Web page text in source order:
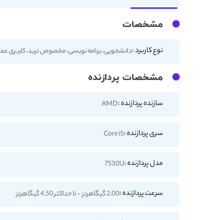
مشخصات
نوع کاربرد :دانشجویی، برنامه نویسی، مخصوص ترید، کاربری
مشخصات پردازنده
سازنده پردازنده :AMD
سری پردازنده :Core i5
مدل پردازنده :7530U
سرعت پردازنده :2.00 گیگاهرتز - تا حداکثر 4.50 گیگاهرتز